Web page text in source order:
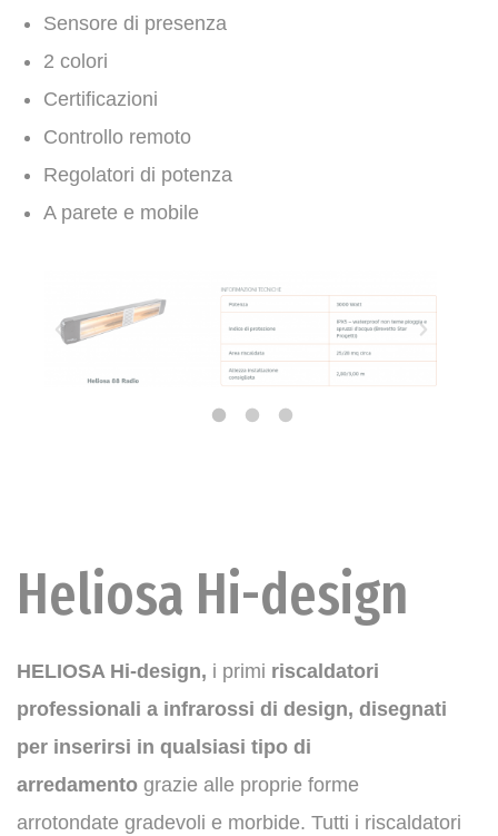
Sensore di presenza
2 colori
Certificazioni
Controllo remoto
Regolatori di potenza
A parete e mobile
Heliosa Hi-design
HELIOSA Hi-design, i primi riscaldatori
professionali a infrarossi di design, disegnati
per inserirsi in qualsiasi tipo di
arredamento grazie alle proprie forme
arrotondate gradevoli e morbide. Tutti i riscaldatori